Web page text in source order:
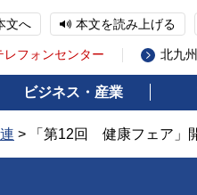
文へ 本文を読み上げる
レフォンセンター 北九
ビジネス・産業
> 「第12回 健康フェア」